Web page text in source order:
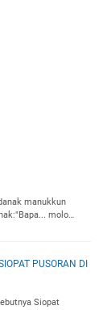
manukkun
molo…
PUSORAN DI
Siopat